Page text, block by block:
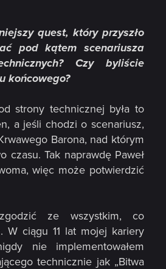
quest, który przyszło
pod kątem scenariusza
Czy byliście
końcowego?
strony technicznej była to
a jeśli chodzi o scenariusz,
Barona, nad którym
czasu. Tak naprawdę Paweł
więc może potwierdzić
ze wszystkim, co
W ciągu 11 lat mojej kariery
nie implementowałem
technicznie jak „Bitwa